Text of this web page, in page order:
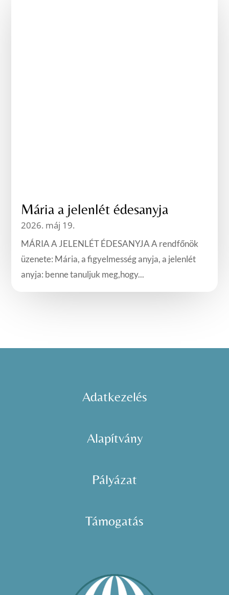
Mária a jelenlét édesanyja
2026. máj 19.
MÁRIA A JELENLÉT ÉDESANYJA A rendfőnök
üzenete: Mária, a figyelmesség anyja, a jelenlét
anyja: benne tanuljuk meg,hogy...
Adatkezelés
Alapítvány
Pályázat
Támogatás